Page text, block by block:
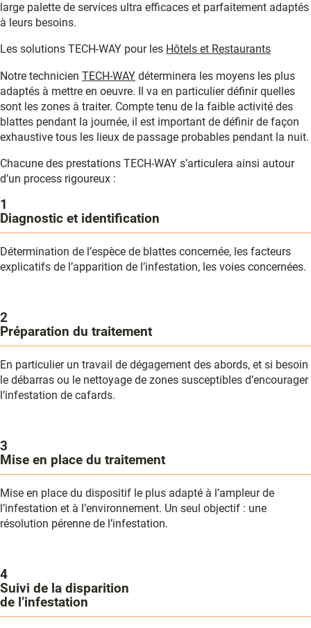
large palette de services ultra efficaces et parfaitement adaptés
à leurs besoins.
Les solutions TECH-WAY pour les Hôtels et Restaurants
Notre technicien TECH-WAY déterminera les moyens les plus
adaptés à mettre en oeuvre. Il va en particulier définir quelles
sont les zones à traiter. Compte tenu de la faible activité des
blattes pendant la journée, il est important de définir de façon
exhaustive tous les lieux de passage probables pendant la nuit.
Chacune des prestations TECH-WAY s’articulera ainsi autour
d’un process rigoureux :
1
Diagnostic et identification
Détermination de l’espèce de blattes concernée, les facteurs
explicatifs de l’apparition de l’infestation, les voies concernées.
2
Préparation du traitement
En particulier un travail de dégagement des abords, et si besoin
le débarras ou le nettoyage de zones susceptibles d’encourager
l’infestation de cafards.
3
Mise en place du traitement
Mise en place du dispositif le plus adapté à l’ampleur de
l’infestation et à l’environnement. Un seul objectif : une
résolution pérenne de l’infestation.
4
Suivi de la disparition
de l’infestation